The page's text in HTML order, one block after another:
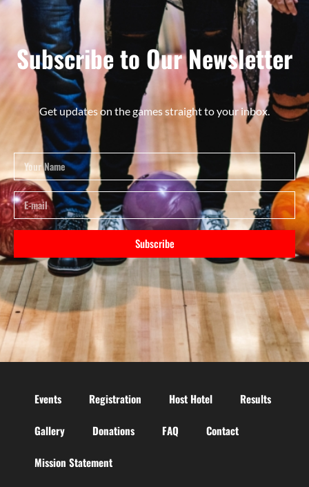
Subscribe to Our Newsletter
Get updates on the games straight to your inbox.
Subscribe
Events Registration Host Hotel Results
Gallery Donations FAQ Contact
Mission Statement